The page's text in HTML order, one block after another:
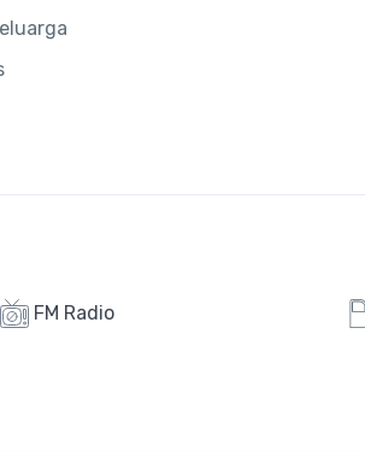
FM Radio